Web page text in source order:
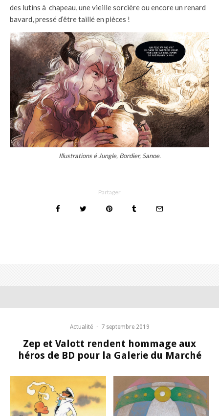
des lutins à chapeau, une vieille sorcière ou encore un renard
bavard, pressé d’être taillé en pièces !
Illustrations é Jungle, Bordier, Sanoe.
Partager
Actualité · 7 septembre 2019
Zep et Valott rendent hommage aux
héros de BD pour la Galerie du Marché